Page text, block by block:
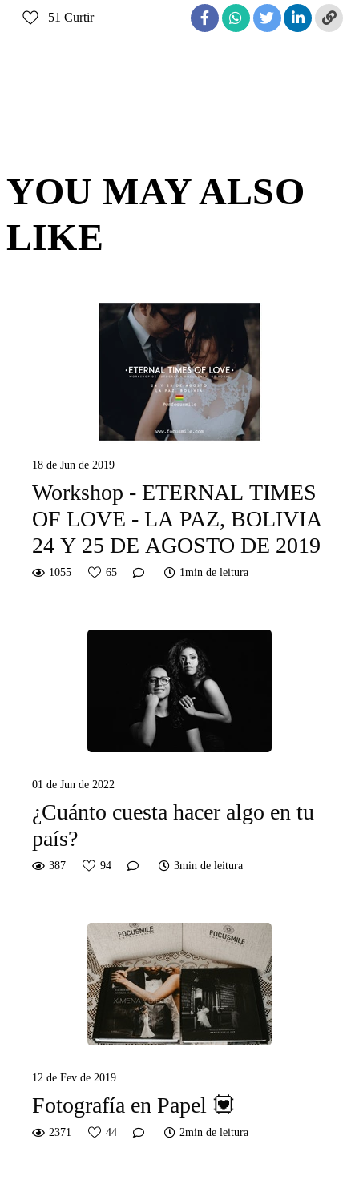
51 Curtir
YOU MAY ALSO
LIKE
18 de Jun de 2019
Workshop - ETERNAL TIMES
OF LOVE - LA PAZ, BOLIVIA
24 Y 25 DE AGOSTO DE 2019
1055 65 1min de leitura
01 de Jun de 2022
¿Cuánto cuesta hacer algo en tu
país?
387 94 3min de leitura
12 de Fev de 2019
Fotografía en Papel 💟
2371 44 2min de leitura